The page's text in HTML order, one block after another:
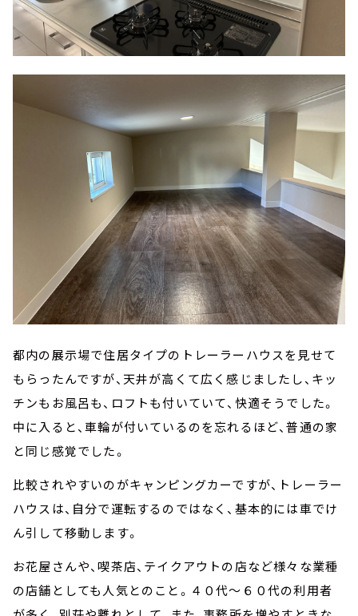
都内の展示場で住居タイプのトレーラーハウスを見せて
もらったんですが、天井が高くて広く感じましたし、キッ
チンもお風呂も、ロフトも付いていて、快適そうでした。
中に入ると、車輪が付いているのを忘れるほど、普通の家
と同じ感覚でした。
比較されやすいのがキャンピングカーですが、トレーラー
ハウスは、自分で運転するのではなく、基本的には車でけ
ん引して移動します。
お花屋さんや、喫茶店、テイクアウトの店など様々な業種
の店舗としても人気とのこと。４０代～６０代の利用者